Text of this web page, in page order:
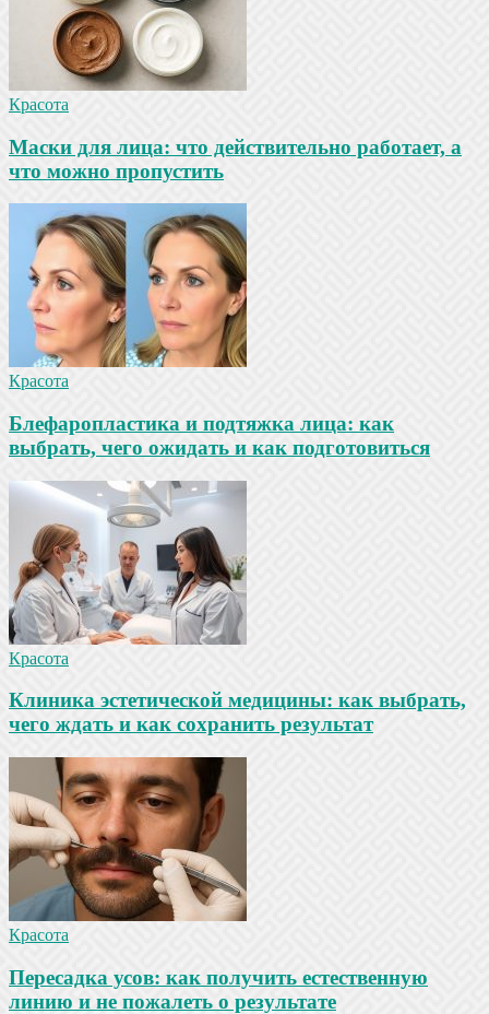
Красота
Маски для лица: что действительно работает, а
что можно пропустить
Красота
Блефаропластика и подтяжка лица: как
выбрать, чего ожидать и как подготовиться
Красота
Клиника эстетической медицины: как выбрать,
чего ждать и как сохранить результат
Красота
Пересадка усов: как получить естественную
линию и не пожалеть о результате